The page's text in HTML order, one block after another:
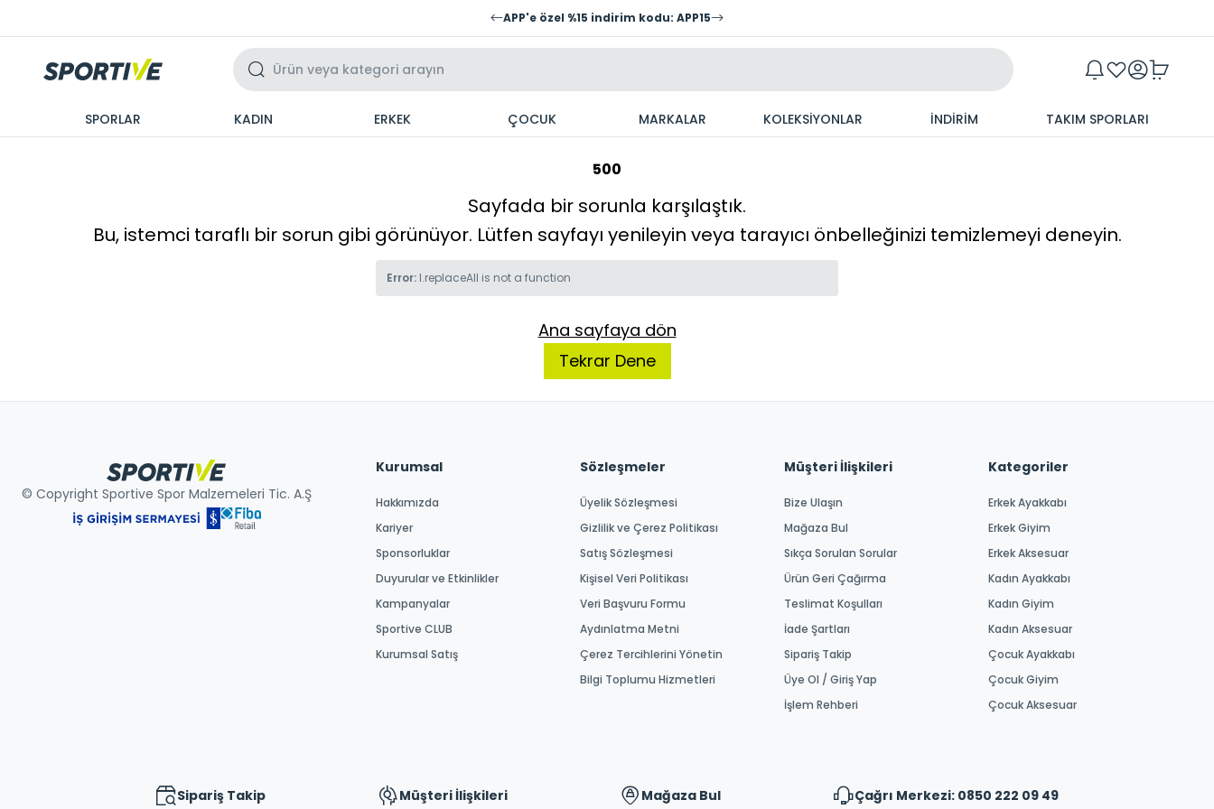
APP'e özel %15 indirim kodu: APP15
SPORLAR KADIN ERKEK ÇOCUK MARKALAR KOLEKSİYONLAR İNDİRİM TAKIM SPORLARI
500
Sayfada bir sorunla karşılaştık.
Bu, istemci taraflı bir sorun gibi görünüyor. Lütfen sayfayı yenileyin veya tarayıcı önbelleğinizi temizlemeyi deneyin.
Error: l.replaceAll is not a function
Ana sayfaya dön
Tekrar Dene
© Copyright Sportive Spor Malzemeleri Tic. A.Ş
Kurumsal
Hakkımızda
Kariyer
Sponsorluklar
Duyurular ve Etkinlikler
Kampanyalar
Sportive CLUB
Kurumsal Satış
Sözleşmeler
Üyelik Sözleşmesi
Gizlilik ve Çerez Politikası
Satış Sözleşmesi
Kişisel Veri Politikası
Veri Başvuru Formu
Aydınlatma Metni
Çerez Tercihlerini Yönetin
Bilgi Toplumu Hizmetleri
Müşteri İlişkileri
Bize Ulaşın
Mağaza Bul
Sıkça Sorulan Sorular
Ürün Geri Çağırma
Teslimat Koşulları
İade Şartları
Sipariş Takip
Üye Ol / Giriş Yap
İşlem Rehberi
Kategoriler
Erkek Ayakkabı
Erkek Giyim
Erkek Aksesuar
Kadın Ayakkabı
Kadın Giyim
Kadın Aksesuar
Çocuk Ayakkabı
Çocuk Giyim
Çocuk Aksesuar
Sipariş Takip Müşteri İlişkileri Mağaza Bul Çağrı Merkezi: 0850 222 09 49